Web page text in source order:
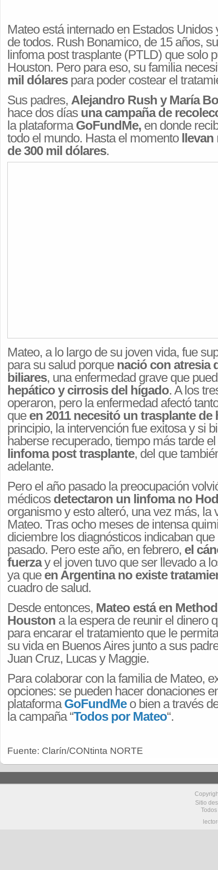
Mateo está internado en Estados Unidos
de todos. Rush Bonamico, de 15 años,
linfoma post trasplante (PTLD) que solo
Houston. Pero para eso, su familia
mil dólarespara poder costear el
Sus padres, Alejandro Rush y María
hace dos días una campaña de
la plataformaGoFundMe, en donde
todo el mundo. Hasta el momento llevan
de 300 mil dólares.
Mateo, a lo largo de su joven vida, fue
para su salud porque nació con atresia
biliares, una enfermedad grave que
hepático y cirrosis del hígado. A los
operaron, pero la enfermedad afectó
que en 2011 necesitó un trasplante de
principio, la intervención fue exitosa y si
haberse recuperado, tiempo más tarde
linfoma post trasplante, del que
adelante.
Pero el año pasado la preocupación
médicos detectaron un linfoma no
organismo y esto alteró, una vez más, la
Mateo. Tras ocho meses de intensa
diciembre los diagnósticos indicaban
pasado. Pero este año, en febrero, el
fuerzay el joven tuvo que ser llevado a
ya que en Argentina no existe
cuadro de salud.
Desde entonces, Mateo está en
Houston a la espera de reunir el dinero
para encarar el tratamiento que le
su vida en Buenos Aires junto a sus
Juan Cruz, Lucas y Maggie.
Para colaborar con la familia de Mateo,
opciones: se pueden hacer donaciones
plataformaGoFundMe o bien a través
la campaña “Todos por Mateo“.
Fuente: Clarín/CONtinta NORTE
Sitio